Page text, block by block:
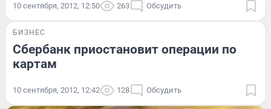
10 сентября, 2012, 12:50 263 Обсудить
БИЗНЕС
Сбербанк приостановит операции по
картам
10 сентября, 2012, 12:42 128 Обсудить